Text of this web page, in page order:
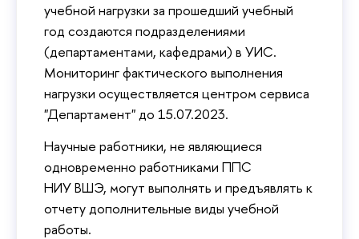
учебной нагрузки за прошедший учебный
год создаются подразделениями
(департаментами, кафедрами) в УИС.
Мониторинг фактического выполнения
нагрузки осуществляется центром сервиса
"Департамент" до 15.07.2023.
Научные работники, не являющиеся
одновременно работниками ППС
НИУ ВШЭ, могут выполнять и предъявлять к
отчету дополнительные виды учебной
работы.